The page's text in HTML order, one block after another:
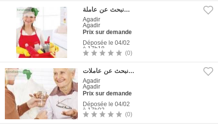
نبحث عن عاملة...
Déposée le 04/02
à 17h18
Agadir
Agadir
Prix sur demande
(0)
نبحث عن عاملات...
Déposée le 04/02
à 17h03
Agadir
Agadir
Prix sur demande
(0)